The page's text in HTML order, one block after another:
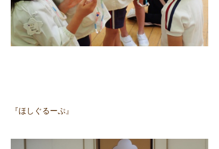
『ほしぐるーぷ』